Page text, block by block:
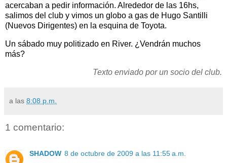
acercaban a pedir información. Alrededor de las 16hs,
salimos del club y vimos un globo a gas de Hugo Santilli
(Nuevos Dirigentes) en la esquina de Toyota.
Un sábado muy politizado en River. ¿Vendrán muchos
más?
Texto enviado por un socio del club.
a las 8:08 p.m.
1 comentario:
SHADOW 8 de octubre de 2009 a las 11:55 a.m.